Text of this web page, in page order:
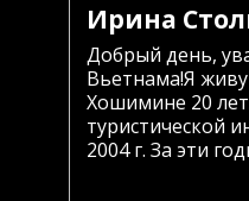
Ирина
Добрый день,
Вьетнама!Я
Хошимине 20
туристической
2004 г. За эти